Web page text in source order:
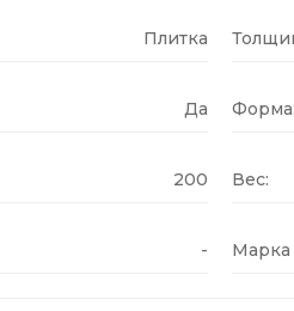
Плитка
Да Форма:
200 Вес:
- Марка